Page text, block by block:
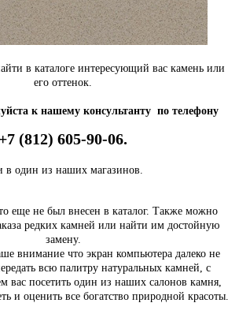
в каталоге интересующий вас камень или
его оттенок.
к нашему консультанту по телефону
+7 (812) 605-90-06.
в один из наших магазинов.
еще не был внесен в каталог. Также можно
редких камней или найти им достойную
замену.
внимание что экран компьютера далеко не
всю палитру натуральных камней, с
вас посетить один из наших салонов камня,
и оценить все богатство природной красоты.